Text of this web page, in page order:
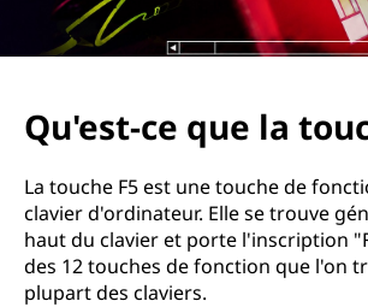
a
u
Qu'est-ce que la
La touche F5 est une touche de
clavier d'ordinateur. Elle se trouve
haut du clavier et porte l'inscription
des 12 touches de fonction que l'on
plupart des claviers.